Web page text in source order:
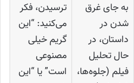
به جای غرق
شدن در
داستان، در
حال تحلیل
فیلم (جلوه‌ها،
ترسیدن، فکر
می‌کنید: “این
گریم خیلی
مصنوعی
است” یا “این